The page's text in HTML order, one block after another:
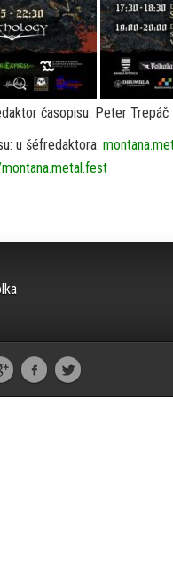
časopisu: Peter Trepáč
u šéfredaktora: